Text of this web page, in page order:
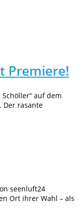
Premiere!
auf dem
Der rasante
seenluft24
Ort ihrer Wahl – als